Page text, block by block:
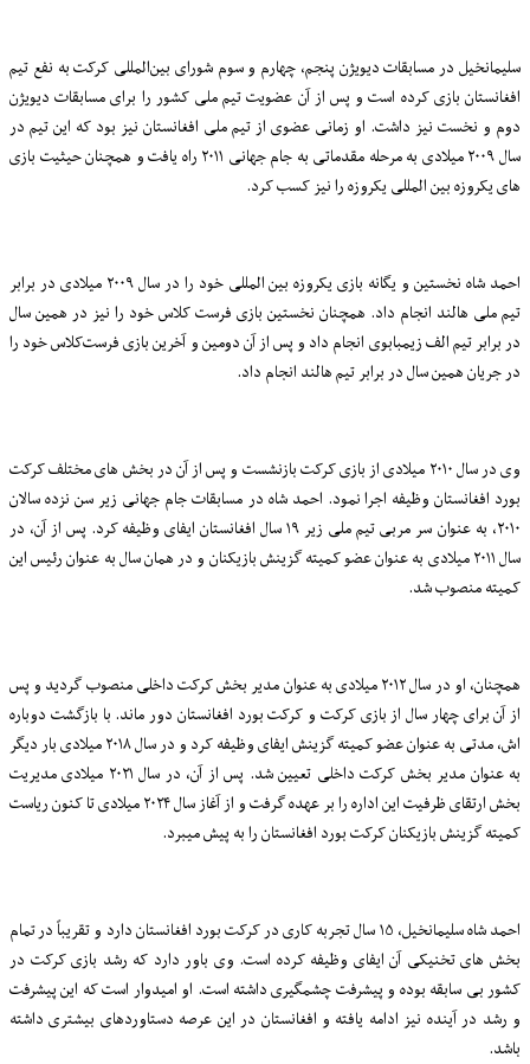
سلیمانخیل در مسابقات دیویژن پنجم، چهارم و سوم شورای بین‌المللی کرکت به نفع تیم
افغانستان بازی کرده است و پس از آن عضویت تیم ملی کشور را برای مسابقات دیویژن
دوم و نخست نیز داشت. او زمانی عضوی از تیم ملی افغانستان نیز بود که این تیم در
سال ۲۰۰۹ میلادی به مرحله مقدماتی به جام جهانی ۲۰۱۱ راه یافت و همچنان حیثیت بازی
‌های یکروزه بین ‌المللی یکروزه را نیز کسب کرد.
احمد شاه نخستین و یگانه بازی یکروزه بین‌المللی خود را در سال۲۰۰۹ میلادی در برابر
تیم ملی هالند انجام داد. همچنان نخستین بازی فرست‌کلاس خود را نیز در همین سال
در برابر تیمالفزیمبابوی انجام داد و پس از آن دومین و آخرین بازی فرست‌کلاس خود را
در جریان همین سال در برابر تیمهالند انجام داد.
وی در سال۲۰۱۰ میلادی از بازی کرکت بازنشست و پس از آن در بخش‌ های مختلف کرکت
بورد افغانستان وظیفه اجرا نمود. احمد شاه در مسابقاتجام جهانی زیر سن نزده سالان
۲۰۱۰، به عنوان سر مربی تیم ملی زیر۱۹سال افغانستان ایفای وظیفه کرد. پس از آن، در
سال
میلادی به عنوان عضو کمیته گزینش بازیکنان و در همان سال به عنوان رئیس این
کمیته منصوب شد.
همچنان، او در سال۲۰۱۲میلادی به عنوانمدیر بخش کرکت داخلی منصوب گردید و پس
از آن برای چهار سال از بازی کرکت و کرکت بورد افغانستان دور ماند. با بازگشت دوباره‌
اش، مدتی به عنوان عضو کمیته گزینش ایفای وظیفه کرد و در سال۲۰۱۸میلادی بار دیگر
به عنوان مدیر بخش کرکت داخلی تعیین شد. پس از آن، در سال ۲۰۲۱ میلادیمدیریت
بخش ارتقای ظرفیتاین ادارهرا بر عهده گرفت و از آغاز سال۲۰۲۴میلادی تا کنون ریاست
کمیته گزینش بازیکنان کرکت بورد افغانستان را به پیش میبرد.
احمد شاه سلیمانخیل، ۱۵سال تجربه کاری در کرکت بورد افغانستان دارد و تقریباً در تمام
بخش‌ های تخنیکی آن ایفای وظیفه کرده است. وی باور دارد که رشد بازی کرکت در
کشور بی‌ سابقه بوده و پیشرفت چشمگیری داشته است. او امیدوار است که این پیشرفت
و رشد در آینده نیز ادامه یافته و افغانستان در این عرصه دستاوردهای بیشتری داشته
باشد.